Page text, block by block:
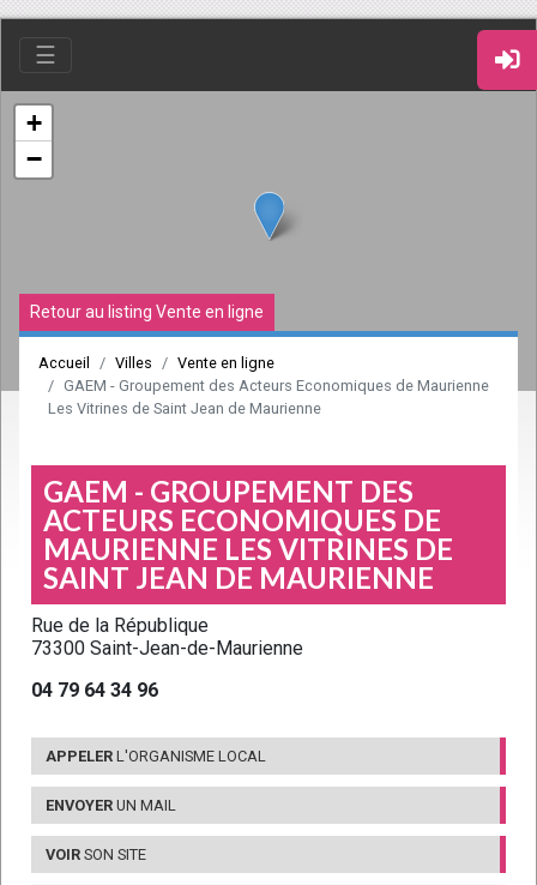
☰
+
−
Retour au listing Vente en ligne
Accueil Villes
Vente en ligne
GAEM - Groupement des Acteurs Economiques de Maurienne
Les Vitrines de Saint Jean de Maurienne
GAEM - GROUPEMENT DES
ACTEURS ECONOMIQUES DE
MAURIENNE LES VITRINES DE
SAINT JEAN DE MAURIENNE
Rue de la République
73300 Saint-Jean-de-Maurienne
04 79 64 34 96
APPELER L'ORGANISME LOCAL
ENVOYER UN MAIL
VOIR SON SITE